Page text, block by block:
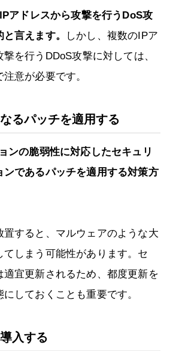
アドレスから攻撃を行うDoS攻
言えます。
しかし、複数のIPア
撃を行うDDoS攻撃に対しては、
意が必要です。
るパッチを適用する
ンの脆弱性に対応したセキュリ
ンであるパッチを適用する対策方
置すると、マルウェアのような大
てしまう可能性があります。セ
適宜更新されるため、都度更新を
しておくことも重要です。
入する